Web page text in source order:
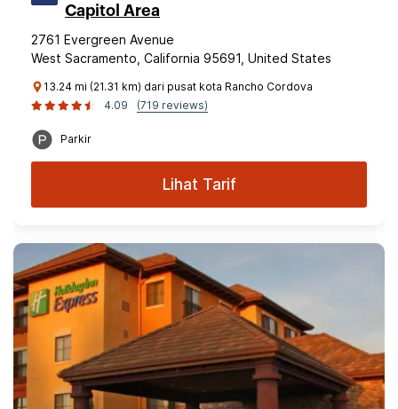
Capitol Area
2761 Evergreen Avenue
West Sacramento, California 95691, United States
13.24 mi (21.31 km) dari pusat kota Rancho Cordova
4.09
(719 reviews)
Parkir
Lihat Tarif